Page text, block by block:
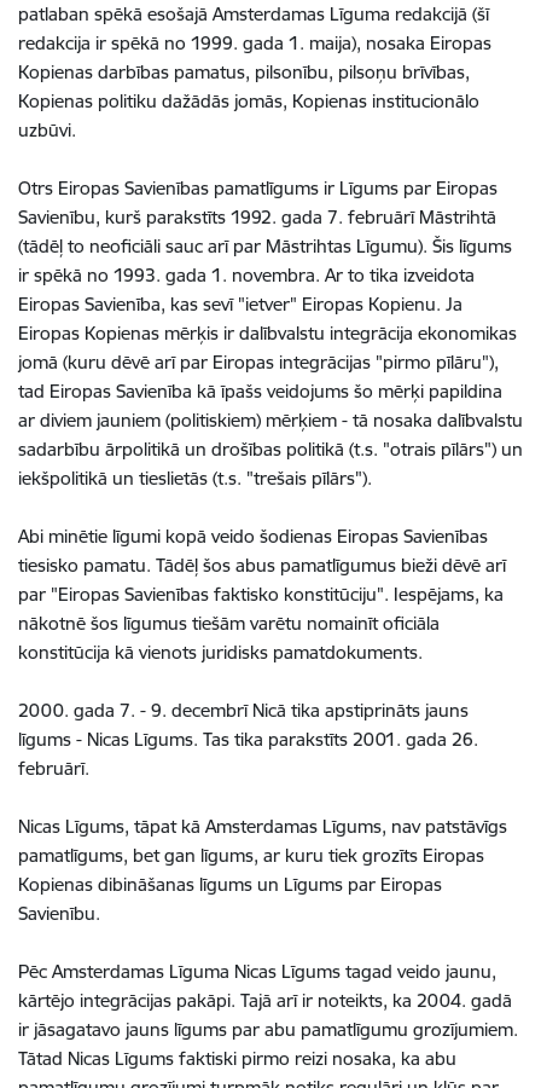
patlaban spēkā esošajā Amsterdamas Līguma redakcijā (šī
redakcija ir spēkā no 1999. gada 1. maija), nosaka Eiropas
Kopienas darbības pamatus, pilsonību, pilsoņu brīvības,
Kopienas politiku dažādās jomās, Kopienas institucionālo
uzbūvi.
Otrs Eiropas Savienības pamatlīgums ir Līgums par Eiropas
Savienību, kurš parakstīts 1992. gada 7. februārī Māstrihtā
(tādēļ to neoficiāli sauc arī par Māstrihtas Līgumu). Šis līgums
ir spēkā no 1993. gada 1. novembra. Ar to tika izveidota
Eiropas Savienība, kas sevī "ietver" Eiropas Kopienu. Ja
Eiropas Kopienas mērķis ir dalībvalstu integrācija ekonomikas
jomā (kuru dēvē arī par Eiropas integrācijas "pirmo pīlāru"),
tad Eiropas Savienība kā īpašs veidojums šo mērķi papildina
ar diviem jauniem (politiskiem) mērķiem - tā nosaka dalībvalstu
sadarbību ārpolitikā un drošības politikā (t.s. "otrais pīlārs") un
iekšpolitikā un tieslietās (t.s. "trešais pīlārs").
Abi minētie līgumi kopā veido šodienas Eiropas Savienības
tiesisko pamatu. Tādēļ šos abus pamatlīgumus bieži dēvē arī
par "Eiropas Savienības faktisko konstitūciju". Iespējams, ka
nākotnē šos līgumus tiešām varētu nomainīt oficiāla
konstitūcija kā vienots juridisks pamatdokuments.
2000. gada 7. - 9. decembrī Nicā tika apstiprināts jauns
līgums - Nicas Līgums. Tas tika parakstīts 2001. gada 26.
februārī.
Nicas Līgums, tāpat kā Amsterdamas Līgums, nav patstāvīgs
pamatlīgums, bet gan līgums, ar kuru tiek grozīts Eiropas
Kopienas dibināšanas līgums un Līgums par Eiropas
Savienību.
Pēc Amsterdamas Līguma Nicas Līgums tagad veido jaunu,
kārtējo integrācijas pakāpi. Tajā arī ir noteikts, ka 2004. gadā
ir jāsagatavo jauns līgums par abu pamatlīgumu grozījumiem.
Tātad Nicas Līgums faktiski pirmo reizi nosaka, ka abu